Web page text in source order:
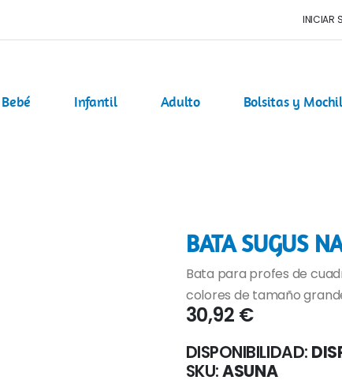
INICIAR
Bebé Infantil Adulto Bolsitas y
BATA SUGUS
Bata para profes de
colores de tamaño
30,92 €
DISPONIBILIDAD:
SKU ASUNA